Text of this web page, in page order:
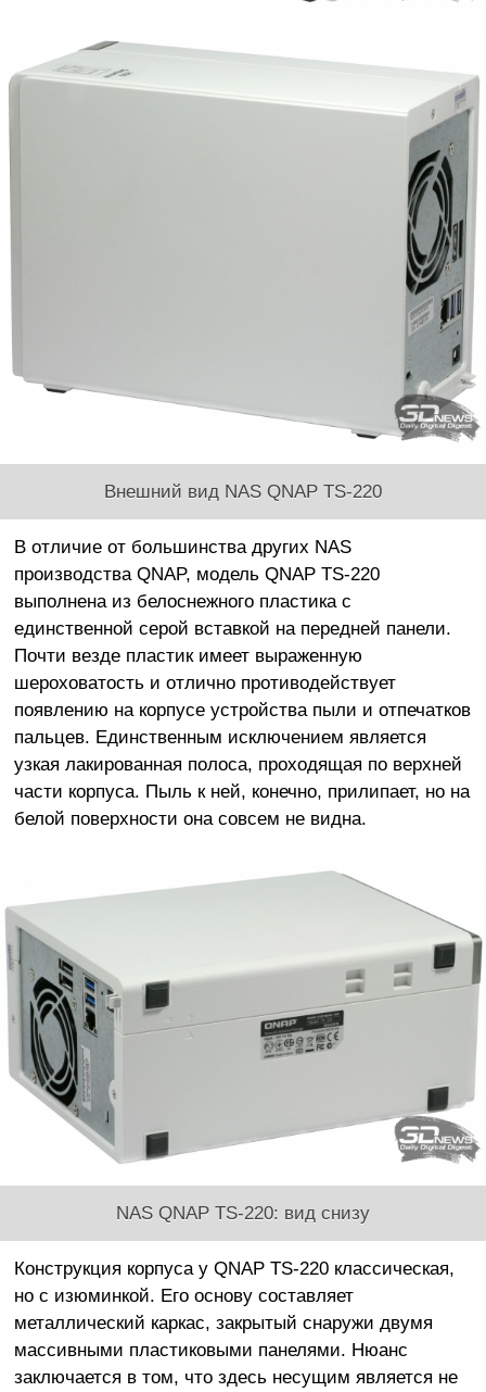
Внешний вид NAS QNAP TS-220
В отличие от большинства других NAS
производства QNAP, модель QNAP TS-220
выполнена из белоснежного пластика с
единственной серой вставкой на передней панели.
Почти везде пластик имеет выраженную
шероховатость и отлично противодействует
появлению на корпусе устройства пыли и отпечатков
пальцев. Единственным исключением является
узкая лакированная полоса, проходящая по верхней
части корпуса. Пыль к ней, конечно, прилипает, но на
белой поверхности она совсем не видна.
NAS QNAP TS-220: вид снизу
Конструкция корпуса у QNAP TS-220 классическая,
но с изюминкой. Его основу составляет
металлический каркас, закрытый снаружи двумя
массивными пластиковыми панелями. Нюанс
заключается в том, что здесь несущим является не